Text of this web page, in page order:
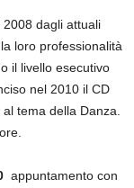
dagli attuali
loro professionalità
il livello esecutivo
nel 2010 il CD
tema della Danza.
appuntamento con